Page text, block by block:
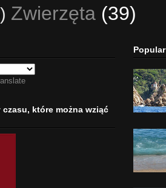
Zwierzęta (39)
które można wziąć